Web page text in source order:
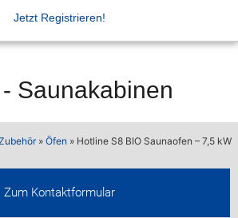
Jetzt Registrieren!
- Saunakabinen
» Öfen » Hotline S8 BIO Saunaofen – 7,5 kW
Zum Kontaktformular